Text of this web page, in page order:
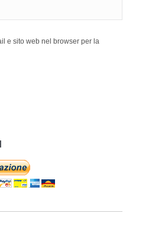
e sito web nel browser per la